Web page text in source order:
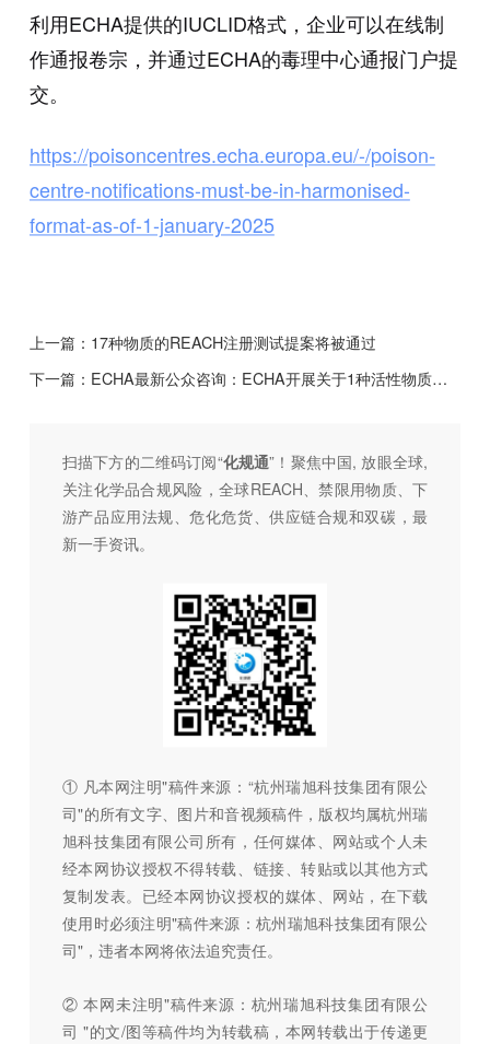
利用ECHA提供的IUCLID格式，企业可以在线制
作通报卷宗，并通过ECHA的毒理中心通报门户提
交。
https://poisoncentres.echa.europa.eu/-/poison-
centre-notifications-must-be-in-harmonised-
format-as-of-1-january-2025
上一篇： 17种物质的REACH注册测试提案将被通过
下一篇： ECHA最新公众咨询：ECHA开展关于1种活性物质替代品的公众咨询；ECHA就碳化钙的统一分类与标签（CLH) 提案进行公众咨询
扫描下方的二维码订阅“化规通”！聚焦中国, 放眼全球,
关注化学品合规风险，全球REACH、禁限用物质、下
游产品应用法规、危化危货、供应链合规和双碳，最
新一手资讯。
① 凡本网注明"稿件来源：“杭州瑞旭科技集团有限公
司"的所有文字、图片和音视频稿件，版权均属杭州瑞
旭科技集团有限公司所有，任何媒体、网站或个人未
经本网协议授权不得转载、链接、转贴或以其他方式
复制发表。已经本网协议授权的媒体、网站，在下载
使用时必须注明"稿件来源：杭州瑞旭科技集团有限公
司"，违者本网将依法追究责任。
② 本网未注明"稿件来源：杭州瑞旭科技集团有限公
司 "的文/图等稿件均为转载稿，本网转载出于传递更